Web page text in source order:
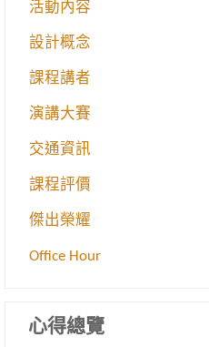
活動內容
設計概念
課程講者
演講大賽
交通資訊
課程評價
傑出榮耀
Office Hour
心得總覽